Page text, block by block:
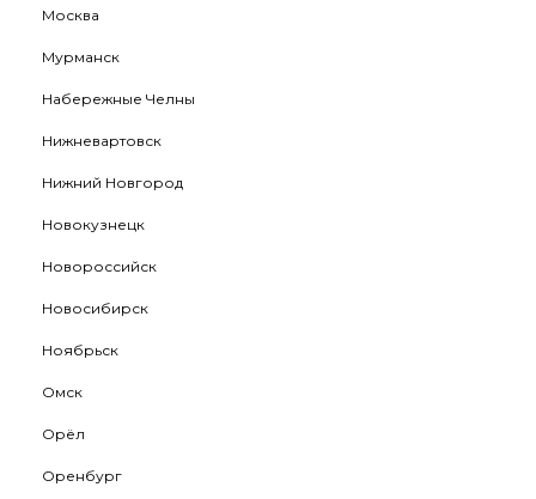
Москва
Мурманск
Набережные Челны
Нижневартовск
Нижний Новгород
Новокузнецк
Новороссийск
Новосибирск
Ноябрьск
Омск
Орёл
Оренбург